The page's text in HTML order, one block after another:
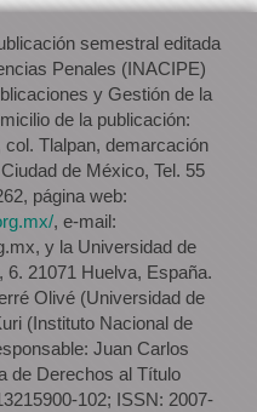
semestral editada
Penales (INACIPE)
y Gestión de la
de la publicación:
Tlalpan, demarcación
de México, Tel. 55
página web:
, e-mail:
y la Universidad de
6. 21071 Huelva, España.
Olivé (Universidad de
(Instituto Nacional de
Juan Carlos
de Derechos al Título
102; ISSN: 2007-